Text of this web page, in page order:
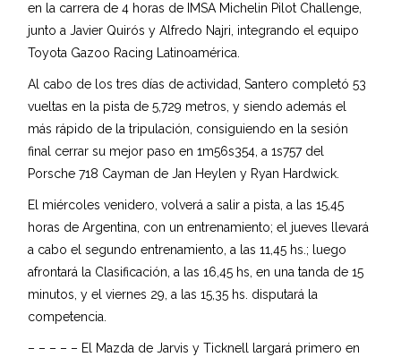
en la carrera de 4 horas de IMSA Michelin Pilot Challenge,
junto a Javier Quirós y Alfredo Najri, integrando el equipo
Toyota Gazoo Racing Latinoamérica.
Al cabo de los tres días de actividad, Santero completó 53
vueltas en la pista de 5,729 metros, y siendo además el
más rápido de la tripulación, consiguiendo en la sesión
final cerrar su mejor paso en 1m56s354, a 1s757 del
Porsche 718 Cayman de Jan Heylen y Ryan Hardwick.
El miércoles venidero, volverá a salir a pista, a las 15,45
horas de Argentina, con un entrenamiento; el jueves llevará
a cabo el segundo entrenamiento, a las 11,45 hs.; luego
afrontará la Clasificación, a las 16,45 hs, en una tanda de 15
minutos, y el viernes 29, a las 15,35 hs. disputará la
competencia.
– – – – – El Mazda de Jarvis y Ticknell largará primero en